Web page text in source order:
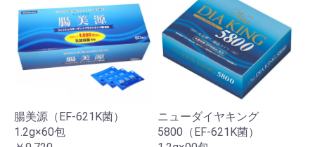
腸美源（EF-621K菌）
1.2g×60包
ニューダイヤキング
5800（EF-621K菌）